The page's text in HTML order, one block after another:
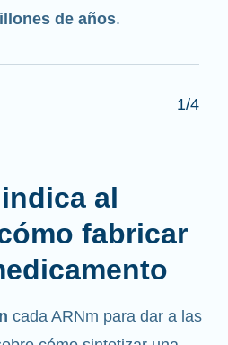
2/4
al
fabricar
cada ARNm para dar a las